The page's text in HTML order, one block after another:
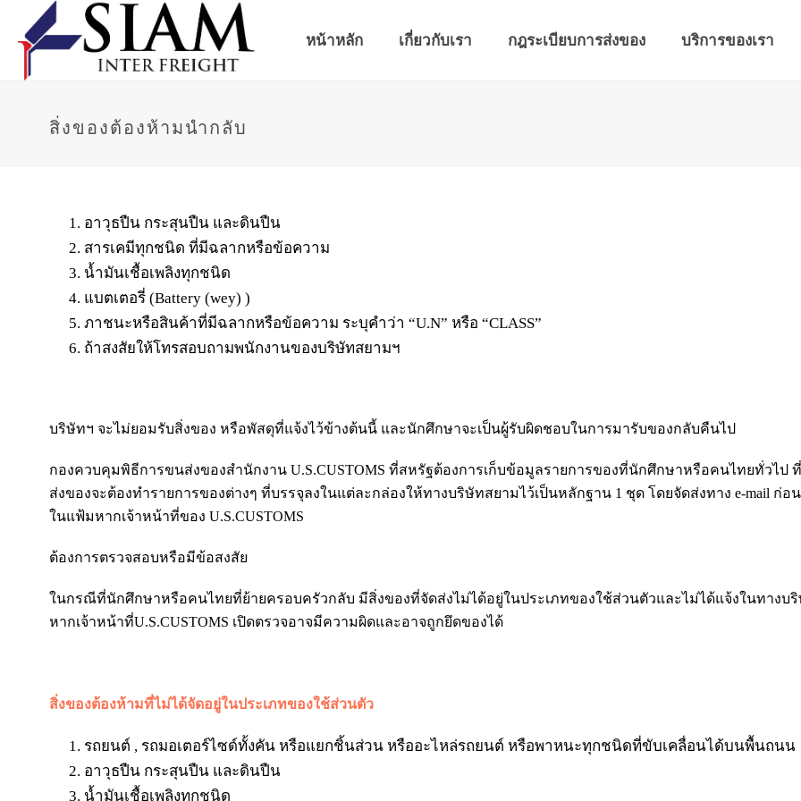
หน้าหลัก เกี่ยวกับเรา กฎระเบียบการส่งของ บริการของเรา
สิ่งของต้องห้ามนำกลับ
อาวุธปืน กระสุนปืน และดินปืน
สารเคมีทุกชนิด ที่มีฉลากหรือข้อความ
น้ำมันเชื้อเพลิงทุกชนิด
แบตเตอรี่ (Battery (wey) )
ภาชนะหรือสินค้าที่มีฉลากหรือข้อความ ระบุคำว่า “U.N” หรือ “CLASS”
ถ้าสงสัยให้โทรสอบถามพนักงานของบริษัทสยามฯ
บริษัทฯ จะไม่ยอมรับสิ่งของ หรือพัสดุที่แจ้งไว้ข้างต้นนี้ และนักศึกษาจะเป็นผู้รับผิดชอบในการมารับของกลับคืนไป
กองควบคุมพิธีการขนส่งของสำนักงาน U.S.CUSTOMS ที่สหรัฐต้องการเก็บข้อมูลรายการของที่นักศึกษาหรือคนไทยทั่วไป
ส่งของจะต้องทำรายการของต่างๆ ที่บรรจุลงในแต่ละกล่องให้ทางบริษัทสยามไว้เป็นหลักฐาน 1 ชุด โดยจัดส่งทาง e-mail ก่
ในแฟ้มหากเจ้าหน้าที่ของ U.S.CUSTOMS
ต้องการตรวจสอบหรือมีข้อสงสัย
ในกรณีที่นักศึกษาหรือคนไทยที่ย้ายครอบครัวกลับ มีสิ่งของที่จัดส่งไม่ได้อยู่ในประเภทของใช้ส่วนตัวและไม่ได้แจ้งในทางบ
หากเจ้าหน้าที่U.S.CUSTOMS เปิดตรวจอาจมีความผิดและอาจถูกยึดของได้
สิ่งของต้องห้ามที่ไม่ได้จัดอยู่ในประเภทของใช้ส่วนตัว
รถยนต์ , รถมอเตอร์ไซด์ทั้งคัน หรือแยกชิ้นส่วน หรืออะไหล่รถยนต์ หรือพาหนะทุกชนิดที่ขับเคลื่อนได้บนพื้นถนน
อาวุธปืน กระสุนปืน และดินปืน
น้ำมันเชื้อเพลิงทุกชนิด